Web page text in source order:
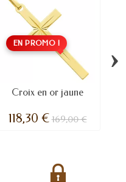
EN PROMO !
Croix en or jaune
118,30 €169,00 €
›